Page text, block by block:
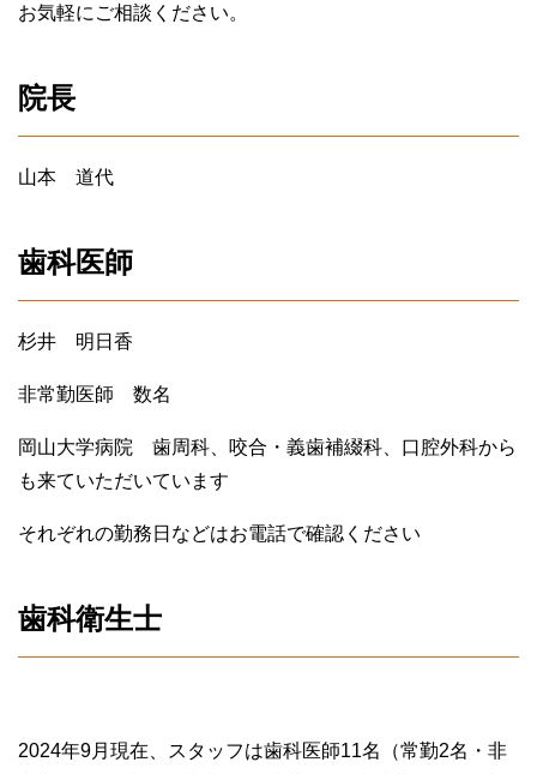
お気軽にご相談ください。
院長
山本 道代
歯科医師
杉井 明日香
非常勤医師 数名
岡山大学病院 歯周科、咬合・義歯補綴科、口腔外科から
も来ていただいています
それぞれの勤務日などはお電話で確認ください
歯科衛生士
2024年9月現在、スタッフは歯科医師11名（常勤2名・非